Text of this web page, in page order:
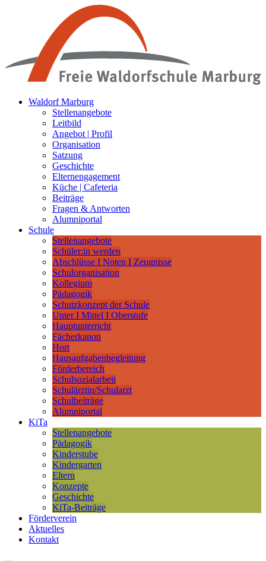
Waldorf Marburg
Stellenangebote
Leitbild
Angebot | Profil
Organisation
Satzung
Geschichte
Elternengagement
Küche | Cafeteria
Beiträge
Fragen & Antworten
Alumniportal
Schule
Stellenangebote
Schüler:in werden
Abschlüsse I Noten I Zeugnisse
Schulorganisation
Kollegium
Pädagogik
Schutzkonzept der Schule
Unter I Mittel I Oberstufe
Hauptunterricht
Fächerkanon
Hort
Hausaufgabenbegleitung
Förderbereich
Schulsozialarbeit
Schulärztin/Schularzt
Schulbeiträge
Alumniportal
KiTa
Stellenangebote
Pädagogik
Kinderstube
Kindergarten
Eltern
Konzepte
Geschichte
KiTa-Beiträge
Förderverein
Aktuelles
Kontakt